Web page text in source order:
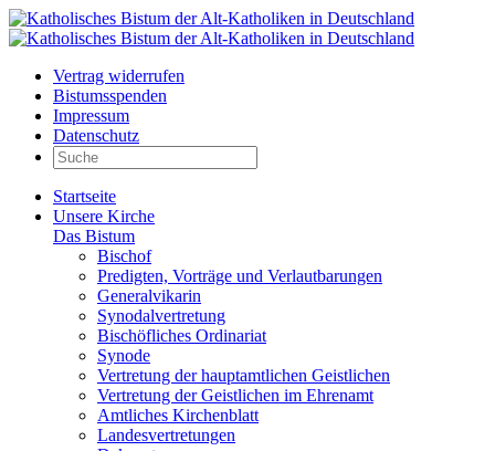
Vertrag widerrufen
Bistumsspenden
Impressum
Datenschutz
Startseite
Unsere Kirche
Das Bistum
Bischof
Predigten, Vorträge und Verlautbarungen
Generalvikarin
Synodalvertretung
Bischöfliches Ordinariat
Synode
Vertretung der hauptamtlichen Geistlichen
Vertretung der Geistlichen im Ehrenamt
Amtliches Kirchenblatt
Landesvertretungen